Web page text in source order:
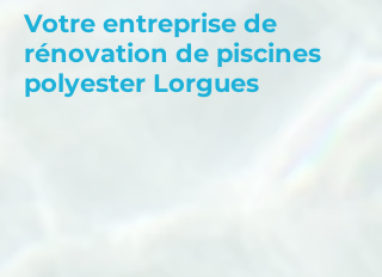
Votre entreprise de
rénovation de piscines
polyester Lorgues